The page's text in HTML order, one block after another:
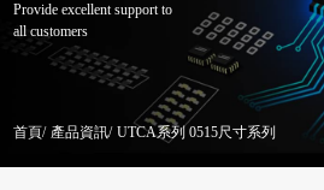
Provide excellent support to
all customers
首頁/ 產品資訊/ UTCA系列 0515尺寸系列